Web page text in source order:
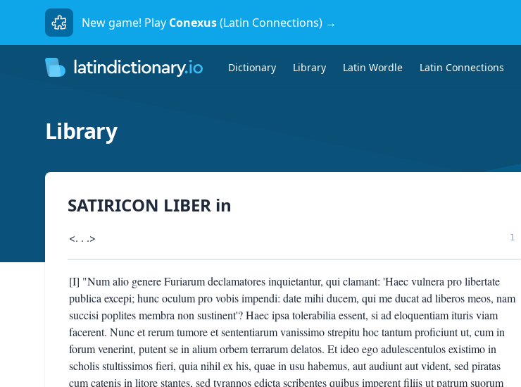
New game! Play Conexus(Latin Connections) →
Dictionary Library Latin Wordle Latin Connections
Library
SATIRICON LIBER in
<. . .> 1
[I] "Num alio genere Furiarum declamatores inquietantur, qui clamant: 'Haec vulnera pro libertate
publica excepi; hunc oculum pro vobis impendi: date mihi ducem, qui me ducat ad liberos meos, nam
succisi poplites membra non sustinent'? Haec ipsa tolerabilia essent, si ad eloquentiam ituris viam
facerent. Nunc et rerum tumore et sententiarum vanissimo strepitu hoc tantum proficiunt ut, cum in
forum venerint, putent se in alium orbem terrarum delatos. Et ideo ego adulescentulos existimo in
scholis stultissimos fieri, quia nihil ex his, quae in usu habemus, aut audiunt aut vident, sed piratas
cum catenis in litore stantes, sed tyrannos edicta scribentes quibus imperent filiis ut patrum suorum